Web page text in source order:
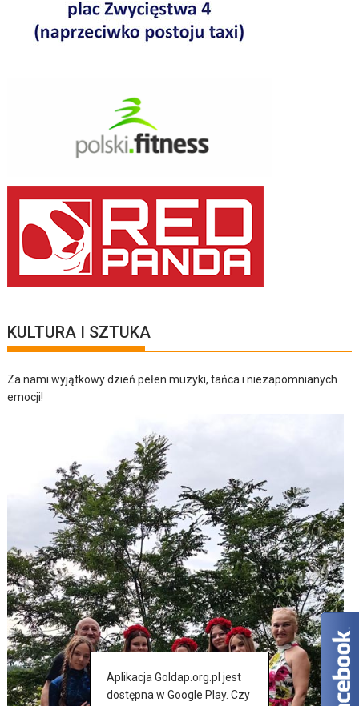
KULTURA I SZTUKA
Za nami wyjątkowy dzień pełen muzyki, tańca i niezapomnianych
emocji!
Aplikacja Goldap.org.pl jest
dostępna w Google Play. Czy